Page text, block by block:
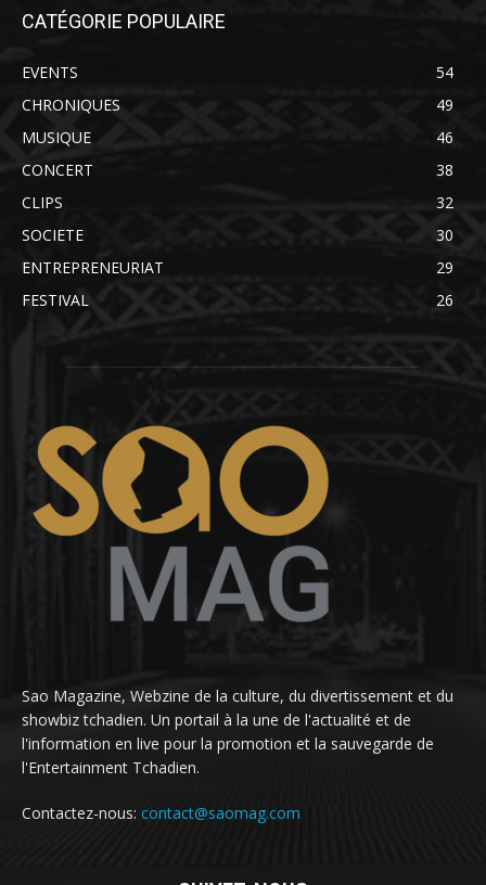
CATÉGORIE POPULAIRE
EVENTS
54
CHRONIQUES
49
MUSIQUE
46
CONCERT
38
CLIPS
32
SOCIETE
30
ENTREPRENEURIAT
29
FESTIVAL
26
Sao Magazine, Webzine de la culture, du divertissement et du
showbiz tchadien. Un portail à la une de l'actualité et de
l'information en live pour la promotion et la sauvegarde de
l'Entertainment Tchadien.
Contactez-nous: contact@saomag.com